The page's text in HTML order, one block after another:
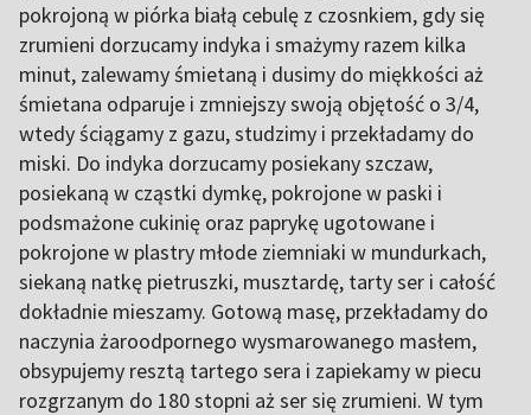
pokrojoną w piórka białą cebulę z czosnkiem, gdy się
zrumieni dorzucamy indyka i smażymy razem kilka
minut, zalewamy śmietaną i dusimy do miękkości aż
śmietana odparuje i zmniejszy swoją objętość o 3/4,
wtedy ściągamy z gazu, studzimy i przekładamy do
miski. Do indyka dorzucamy posiekany szczaw,
posiekaną w cząstki dymkę, pokrojone w paski i
podsmażone cukinię oraz paprykę ugotowane i
pokrojone w plastry młode ziemniaki w mundurkach,
siekaną natkę pietruszki, musztardę, tarty ser i całość
dokładnie mieszamy. Gotową masę, przekładamy do
naczynia żaroodpornego wysmarowanego masłem,
obsypujemy resztą tartego sera i zapiekamy w piecu
rozgrzanym do 180 stopni aż ser się zrumieni. W tym